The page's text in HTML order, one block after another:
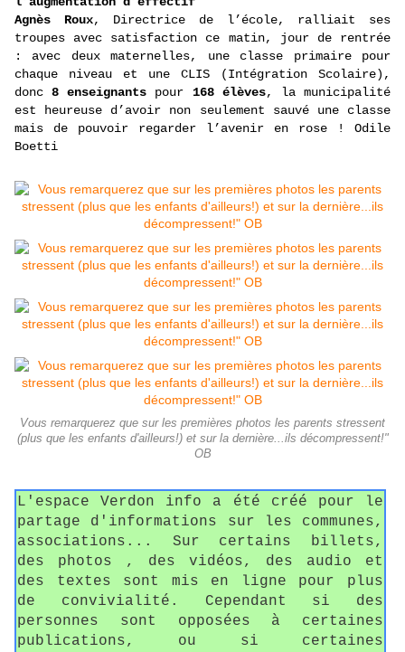
Agnès Roux, Directrice de l’école, ralliait ses
troupes avec satisfaction ce matin, jour de rentrée
: avec deux maternelles, une classe primaire pour
chaque niveau et une CLIS (Intégration Scolaire),
donc8 enseignants pour 168 élèves, la municipalité
est heureuse d’avoir non seulement sauvé une classe
mais de pouvoir regarder l’avenir en rose ! Odile
Boetti
Vous remarquerez que sur les premières photos les parents stressent
(plus que les enfants d'ailleurs!) et sur la dernière...ils décompressent!"
OB
L'espace Verdon info a été créé pour le
partage d'informations sur les communes,
associations... Sur certains billets,
des photos , des vidéos, des audio et
des textes sont mis en ligne pour plus
de convivialité. Cependant si des
personnes sont opposées à certaines
publications, ou si certaines